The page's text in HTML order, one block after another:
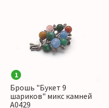
1
Брошь "Букет 9
шариков" микс камней
А0429